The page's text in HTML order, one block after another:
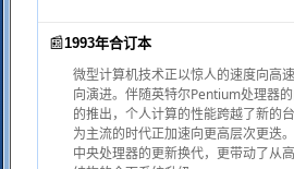
📰1993年合订本
微型计算机技术正以惊人的速度向高
向演进。伴随英特尔Pentium处理器
的推出，个人计算的性能跨越了新的
为主流的时代正加速向更高层次更迭
中央处理器的更新换代，更带动了从